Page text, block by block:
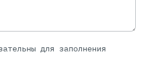
для заполнения